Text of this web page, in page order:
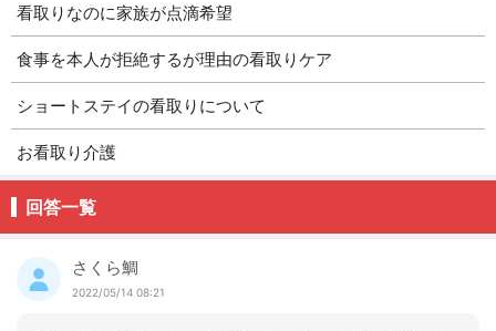
看取りなのに家族が点滴希望
食事を本人が拒絶するが理由の看取りケア
ショートステイの看取りについて
お看取り介護
回答一覧
さくら鯛
2022/05/14 08:21